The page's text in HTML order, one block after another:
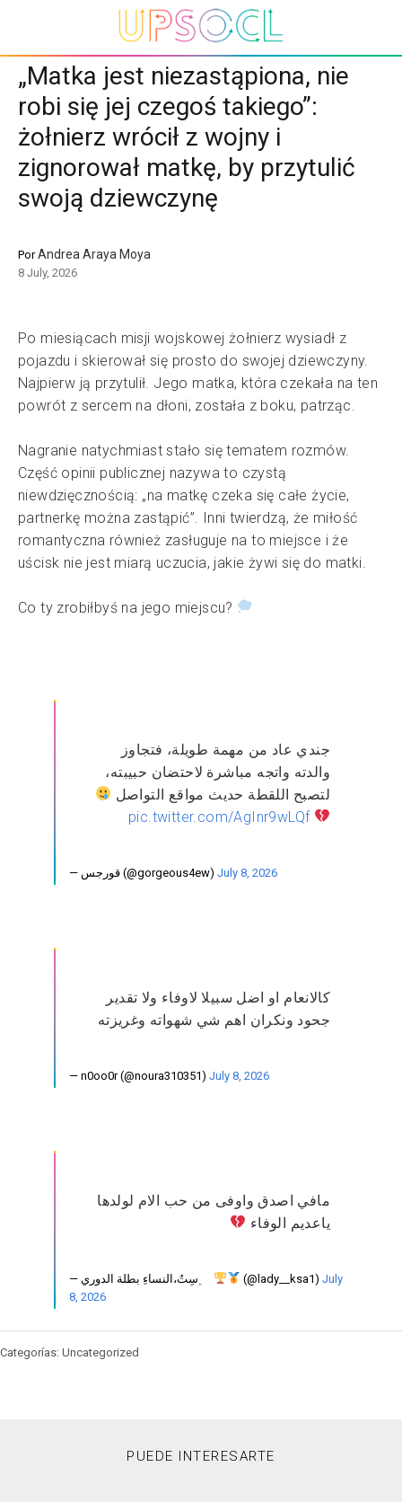
„Matka jest niezastąpiona, nie
robi się jej czegoś takiego”:
żołnierz wrócił z wojny i
zignorował matkę, by przytulić
swoją dziewczynę
PorAndrea Araya Moya
8 July, 2026
Po miesiącach misji wojskowej żołnierz wysiadł z
pojazdu i skierował się prosto do swojej dziewczyny.
Najpierw ją przytulił. Jego matka, która czekała na ten
powrót z sercem na dłoni, została z boku, patrząc.
Nagranie natychmiast stało się tematem rozmów.
Część opinii publicznej nazywa to czystą
niewdzięcznością: „na matkę czeka się całe życie,
partnerkę można zastąpić”. Inni twierdzą, że miłość
romantyczna również zasługuje na to miejsce i że
uścisk nie jest miarą uczucia, jakie żywi się do matki.
Co ty zrobiłbyś na jego miejscu?
جندي عاد من مهمة طويلة، فتجاوز
والدته واتجه مباشرة لاحتضان حبيبته،
لتصبح اللقطة حديث مواقع التواصل
pic.twitter.com/AgInr9wLQf
— قورجس (@gorgeous4ew) July 8, 2026
كالانعام او اضل سبيلا لاوفاء ولا تقدير
جحود ونكران اهم شي شهواته وغريزته
— n0oo0r (@noura310351) July 8, 2026
مافي اصدق واوفى من حب الام لولدها
ياعديم الوفاء
(@lady__ksa1) July
8, 2026
Categorías: Uncategorized
PUEDE INTERESARTE